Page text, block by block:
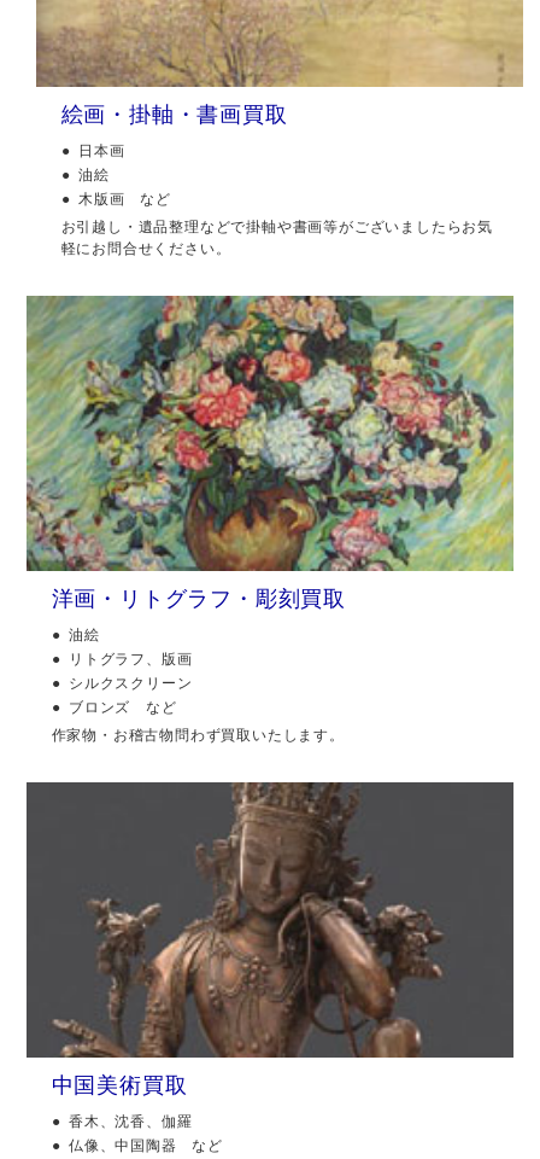
絵画・掛軸・書画買取
日本画
油絵
木版画 など
お引越し・遺品整理などで掛軸や書画等がございましたらお気
軽にお問合せください。
洋画・リトグラフ・彫刻買取
油絵
リトグラフ、版画
シルクスクリーン
ブロンズ など
作家物・お稽古物問わず買取いたします。
中国美術買取
香木、沈香、伽羅
仏像、中国陶器 など